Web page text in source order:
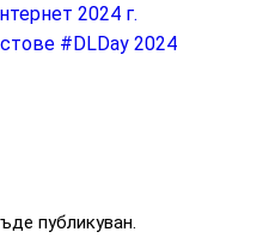
2024 г.
#DLDay 2024
публикуван.